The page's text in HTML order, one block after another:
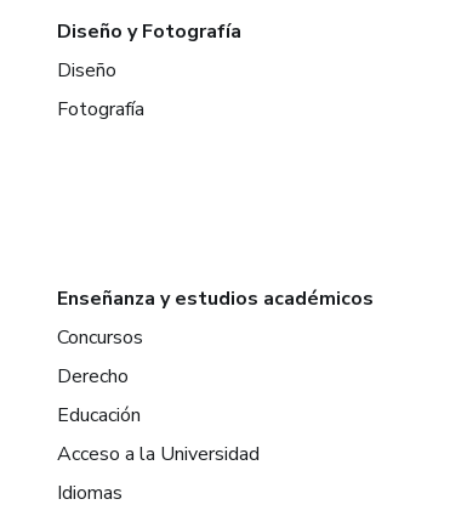
Diseño y Fotografía
Diseño
Fotografía
Enseñanza y estudios académicos
Concursos
Derecho
Educación
Acceso a la Universidad
Idiomas